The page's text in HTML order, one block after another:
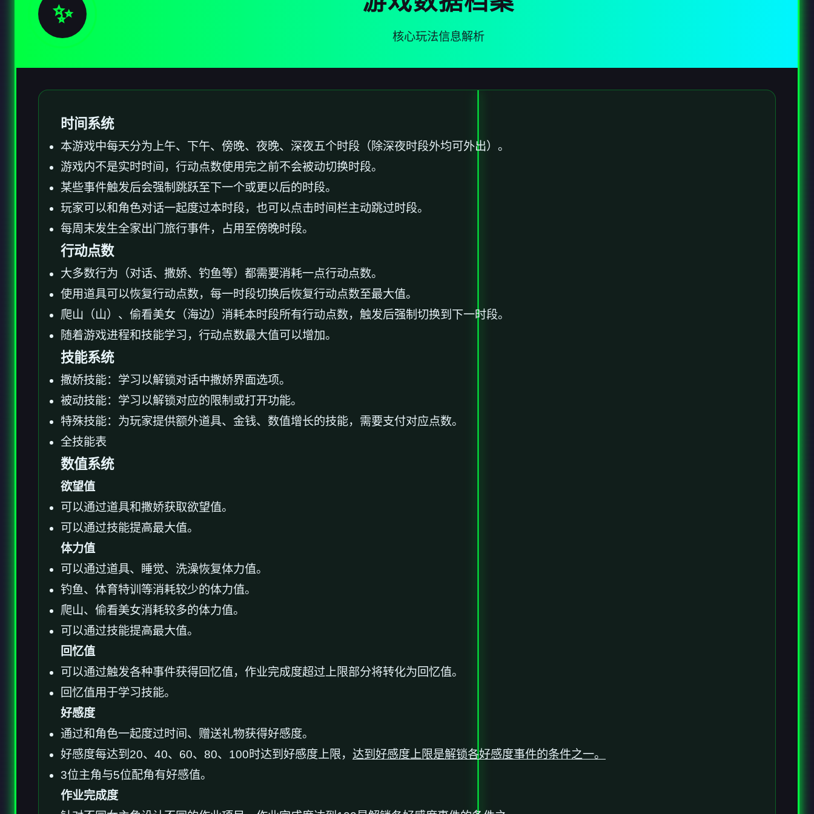
✨
核心玩法信息解析
时间系统
本游戏中每天分为上午、下午、傍晚、夜晚、深夜五个时段（除深夜时段外均可外出）。
游戏内不是实时时间，行动点数使用完之前不会被动切换时段。
某些事件触发后会强制跳跃至下一个或更以后的时段。
玩家可以和角色对话一起度过本时段，也可以点击时间栏主动跳过时段。
每周末发生全家出门旅行事件，占用至傍晚时段。
行动点数
大多数行为（对话、撒娇、钓鱼等）都需要消耗一点行动点数。
使用道具可以恢复行动点数，每一时段切换后恢复行动点数至最大值。
爬山（山）、偷看美女（海边）消耗本时段所有行动点数，触发后强制切换到下一时段。
随着游戏进程和技能学习，行动点数最大值可以增加。
技能系统
撒娇技能：学习以解锁对话中撒娇界面选项。
被动技能：学习以解锁对应的限制或打开功能。
特殊技能：为玩家提供额外道具、金钱、数值增长的技能，需要支付对应点数。
全技能表
数值系统
欲望值
可以通过道具和撒娇获取欲望值。
可以通过技能提高最大值。
体力值
可以通过道具、睡觉、洗澡恢复体力值。
钓鱼、体育特训等消耗较少的体力值。
爬山、偷看美女消耗较多的体力值。
可以通过技能提高最大值。
回忆值
可以通过触发各种事件获得回忆值，作业完成度超过上限部分将转化为回忆值。
回忆值用于学习技能。
好感度
通过和角色一起度过时间、赠送礼物获得好感度。
好感度每达到20、40、60、80、100时达到好感度上限， 达到好感度上限是解锁各好感度事件的条件之一。
3位主角与5位配角有好感值。
作业完成度